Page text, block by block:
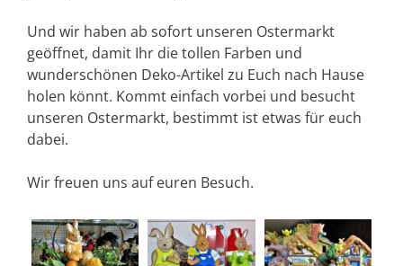
Und wir haben ab sofort unseren Ostermarkt
geöffnet, damit Ihr die tollen Farben und
wunderschönen Deko-Artikel zu Euch nach Hause
holen könnt. Kommt einfach vorbei und besucht
unseren Ostermarkt, bestimmt ist etwas für euch
dabei.
Wir freuen uns auf euren Besuch.